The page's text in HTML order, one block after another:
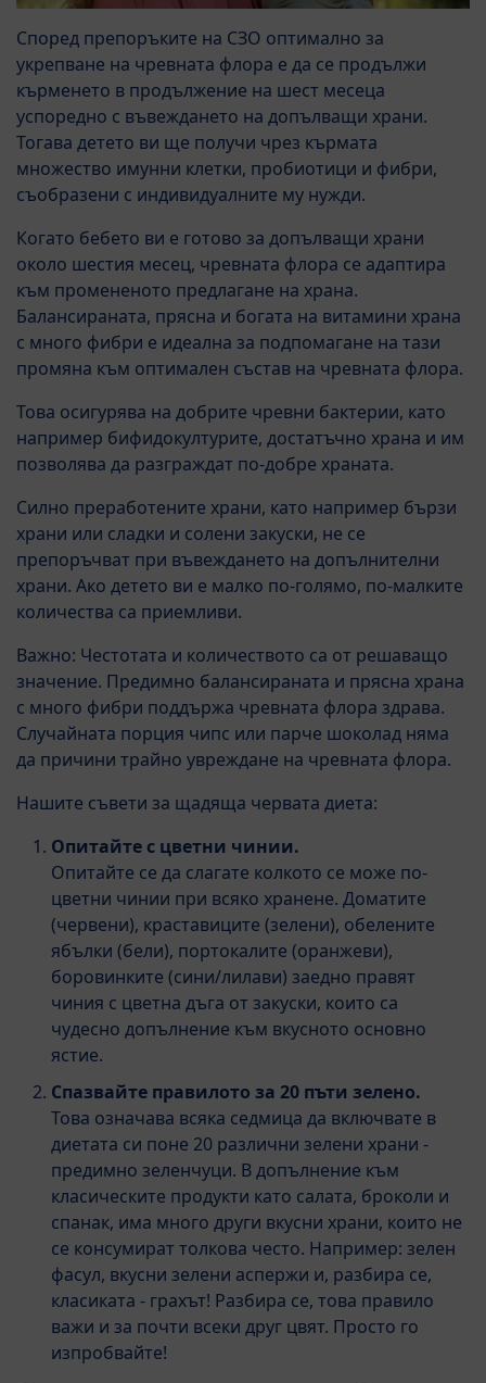
Според препоръките на СЗО оптимално за
укрепване на чревната флора е да се продължи
кърменето в продължение на шест месеца
успоредно с въвеждането на допълващи храни.
Тогава детето ви ще получи чрез кърмата
множество имунни клетки, пробиотици и фибри,
съобразени с индивидуалните му нужди.
Когато бебето ви е готово за допълващи храни
около шестия месец, чревната флора се адаптира
към промененото предлагане на храна.
Балансираната, прясна и богата на витамини храна
с много фибри е идеална за подпомагане на тази
промяна към оптимален състав на чревната флора.
Това осигурява на добрите чревни бактерии, като
например бифидокултурите, достатъчно храна и им
позволява да разграждат по-добре храната.
Силно преработените храни, като например бързи
храни или сладки и солени закуски, не се
препоръчват при въвеждането на допълнителни
храни. Ако детето ви е малко по-голямо, по-малките
количества са приемливи.
Важно: Честотата и количеството са от решаващо
значение. Предимно балансираната и прясна храна
с много фибри поддържа чревната флора здрава.
Случайната порция чипс или парче шоколад няма
да причини трайно увреждане на чревната флора.
Нашите съвети за щадяща червата диета:
Опитайте с цветни чинии.
Опитайте се да слагате колкото се може по-
цветни чинии при всяко хранене. Доматите
(червени), краставиците (зелени), обелените
ябълки (бели), портокалите (оранжеви),
боровинките (сини/лилави) заедно правят
чиния с цветна дъга от закуски, които са
чудесно допълнение към вкусното основно
ястие.
Спазвайте правилото за 20 пъти зелено.
Това означава всяка седмица да включвате в
диетата си поне 20 различни зелени храни -
предимно зеленчуци. В допълнение към
класическите продукти като салата, броколи и
спанак, има много други вкусни храни, които не
се консумират толкова често. Например: зелен
фасул, вкусни зелени аспержи и, разбира се,
класиката - грахът! Разбира се, това правило
важи и за почти всеки друг цвят. Просто го
изпробвайте!